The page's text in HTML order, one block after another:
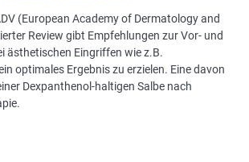
(European Academy of Dermatology and
Review gibt Empfehlungen zur Vor- und
ästhetischen Eingriffen wie z.B.
optimales Ergebnis zu erzielen. Eine davon
Dexpanthenol-haltigen Salbe nach